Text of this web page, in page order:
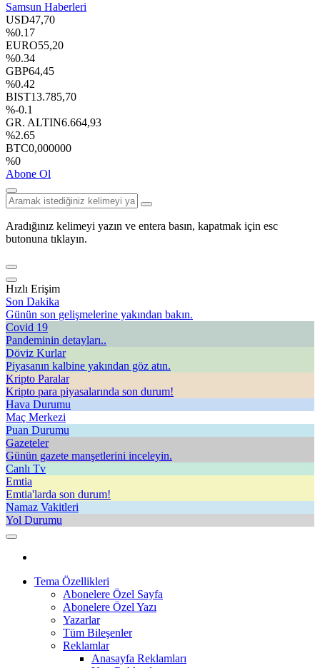
Samsun Haberleri
USD47,70
%0.17
EURO55,20
%0.34
GBP64,45
%0.42
BIST13.785,70
%-0.1
GR. ALTIN6.664,93
%2.65
BTC0,000000
%0
Abone Ol
Aradığınız kelimeyi yazın ve entera basın, kapatmak için esc
butonuna tıklayın.
Hızlı Erişim
Son Dakika
Günün son gelişmelerine yakından bakın.
Covid 19
Pandeminin detayları..
Döviz Kurlar
Piyasanın kalbine yakından göz atın.
Kripto Paralar
Kripto para piyasalarında son durum!
Hava Durumu
Maç Merkezi
Puan Durumu
Gazeteler
Günün gazete manşetlerini inceleyin.
Canlı Tv
Emtia
Emtia'larda son durum!
Namaz Vakitleri
Yol Durumu
Tema Özellikleri
Abonelere Özel Sayfa
Abonelere Özel Yazı
Yazarlar
Tüm Bileşenler
Reklamlar
Anasayfa Reklamları